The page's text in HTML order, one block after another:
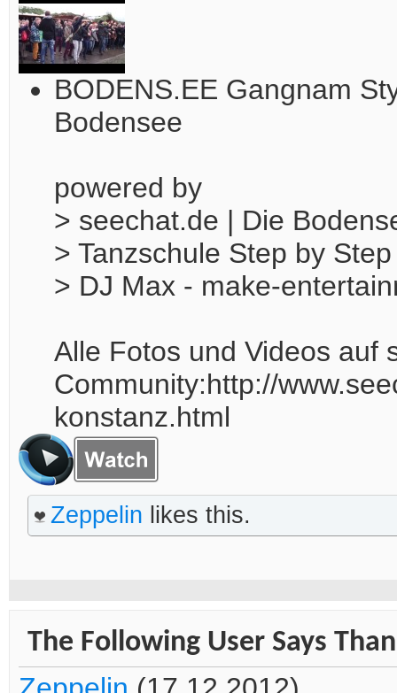
BODENS.EE Gangnam
Bodensee
powered by
> seechat.de | Die
> Tanzschule Step by
> DJ Max - make-
Alle Fotos und Videos auf
Community:http://
konstanz.html
Zeppelin likes this.
The Following User Says